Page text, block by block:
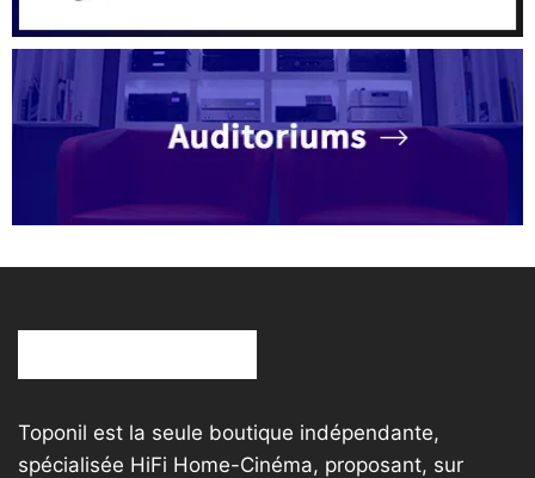
Toponil est la seule boutique indépendante,
spécialisée HiFi Home-Cinéma, proposant, sur